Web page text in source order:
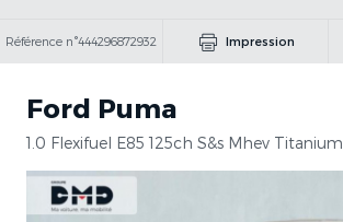
Référence n°444296872932 Impression
Ford Puma
1.0 Flexifuel E85 125ch S&s Mhev Titanium